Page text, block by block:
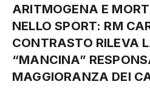
ARITMOGENA E
NELLO SPORT: RM
CONTRASTO RILEVA
“MANCINA”
MAGGIORANZA DEI